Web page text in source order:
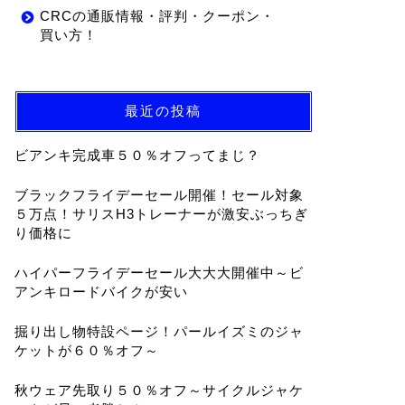
CRCの通販情報・評判・クーポン・
買い方！
最近の投稿
ビアンキ完成車５０％オフってまじ？
ブラックフライデーセール開催！セール対象
５万点！サリスH3トレーナーが激安ぶっちぎ
り価格に
ハイパーフライデーセール大大大開催中～ビ
アンキロードバイクが安い
掘り出し物特設ページ！パールイズミのジャ
ケットが６０％オフ～
秋ウェア先取り５０％オフ～サイクルジャケ